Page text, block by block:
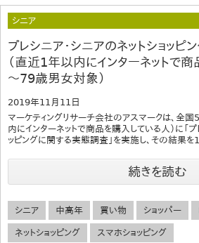
シニア
プレシニア・シニアのネットショッ
（直近1年以内にインターネットで
～79歳男女対象）
2019年11月11日
マーケティングリサーチ会社のアスマークは、全
内にインターネットで商品を購入している人）に「プ
ッピングに関する実態調査」を実施し、その結果
続きを読む
シニア 中高年 買い物 ショッパー
ネットショッピング スマホショッピング